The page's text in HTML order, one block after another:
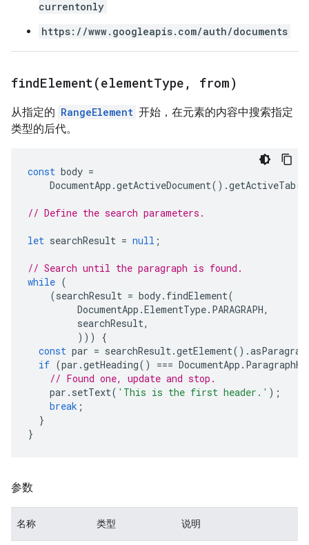
currentonly
https://www.googleapis.com/auth/documents
findElement(elementType , from)
从指定的 RangeElement 开始，在元素的内容中搜索指定
类型的后代。
const body =
DocumentApp .getActiveDocument().getActiveTab
// Define the search parameters.
let searchResult = null ;
// Search until the paragraph is found.
while (
(searchResult = body. findElement(
DocumentApp .ElementType. PARAGRAPH,
searchResult,
)))
{
const par = searchResult.getElement().
if (par .getHeading() === DocumentApp .
// Found one, update and stop.
par . setText( 'This is the first header.' );
break ;
}
}
参数
名称 类型 说明